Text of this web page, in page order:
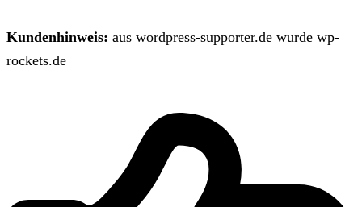
Kundenhinweis: aus wordpress-supporter.de wurde wp-
rockets.de